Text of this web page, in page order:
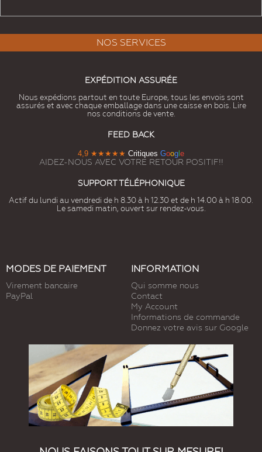
NOS SERVICES
EXPÉDITION ASSURÉE
Nous expédions partout en toute Europe, tous les envois sont
assurés et avec chaque emballage dans une caisse en bois. Lire
nos conditions de vente.
FEED BACK
4,9 ★★★★★ Critiques Goog e
AIDEZ-NOUS AVEC VOTRE RETOUR POSITIF!!
SUPPORT TÉLÉPHONIQUE
Actif du lundi au vendredi de h 8.30 à h 12.30 et de h 14.00 à h 18.00.
Le samedi matin, ouvert sur rendez-vous.
MODES DE PAIEMENT
Virement bancaire
PayPal
INFORMATION
Qui somme nous
Contact
My Account
Informations de commande
Donnez votre avis sur Google